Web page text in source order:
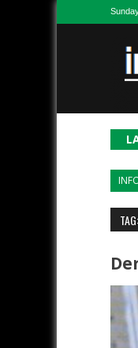
Skip to content